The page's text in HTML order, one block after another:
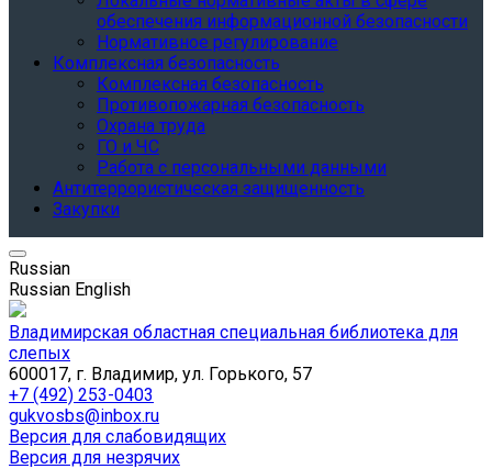
обеспечения информационной безопасности
Нормативное регулирование
Комплексная безопасность
Комплексная безопасность
Противопожарная безопасность
Охрана труда
ГО и ЧС
Работа с персональными данными
Антитеррористическая защищенность
Закупки
Russian
Russian English
Владимирская областная специальная библиотека для
слепых
600017, г. Владимир, ул. Горького, 57
+7 (492) 253-0403
gukvosbs@inbox.ru
Версия для слабовидящих
Версия для незрячих